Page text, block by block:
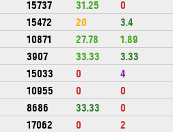
15737 31.25 0
15472 20 3.4
10871 27.78 1.89
3907 33.33 3.33
15033 0 4
10955 0 0
8686 33.33 0
17062 0 2